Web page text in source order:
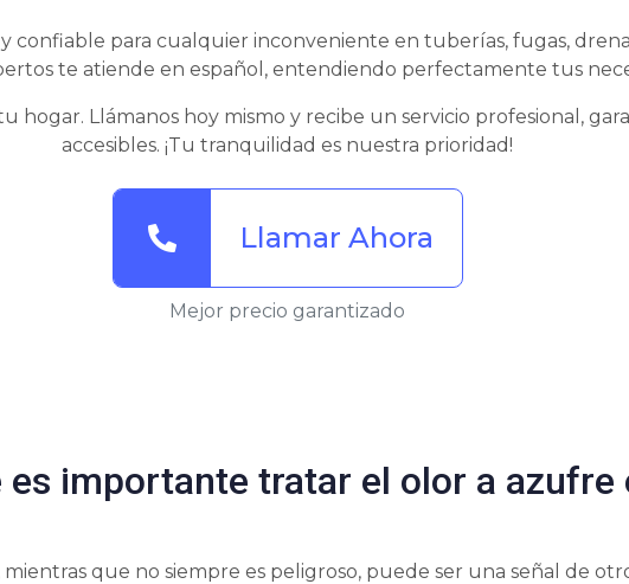
confiable para cualquier inconveniente en tuberías, fugas,
te atiende en español, entendiendo perfectamente tus
hogar. Llámanos hoy mismo y recibe un servicio profesional,
accesibles. ¡Tu tranquilidad es nuestra prioridad!
Llamar Ahora
Mejor precio garantizado
es importante tratar el olor a azufre
que no siempre es peligroso, puede ser una señal de